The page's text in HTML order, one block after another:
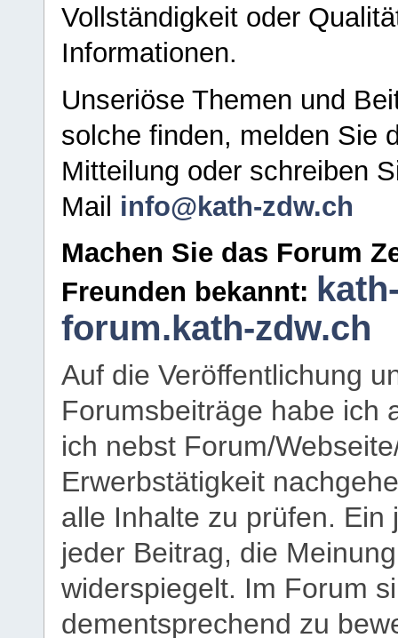
Vollständigkeit oder
Informationen.
Unseriöse Themen und
solche finden, melden Sie
Mitteilung oder schreiben
Mail info@kath-zdw.ch
Machen Sie das Forum
Freunden bekannt:
forum.kath-zdw.ch
Auf die Veröffentlichung
Forumsbeiträge habe ich
ich nebst Forum/
Erwerbstätigkeit
alle Inhalte zu prüfen.
jeder Beitrag, die
widerspiegelt. Im Forum
dementsprechend zu